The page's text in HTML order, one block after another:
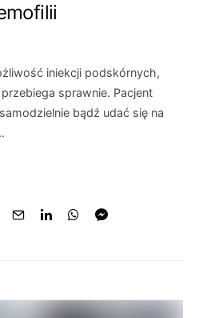
iniekcji podskórnych,
sprawnie. Pacjent
bądź udać się na